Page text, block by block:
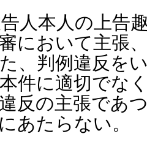
人本人の上告
において主張
、判例違反を
件に適切でな
反の主張であ
あたらない。